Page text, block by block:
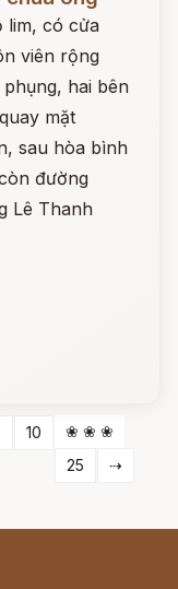
lim, có cửa
viên rộng
hai bên
mặt
sau hòa bình
đường
Lê Thanh
10
❀ ❀ ❀
25
⇢